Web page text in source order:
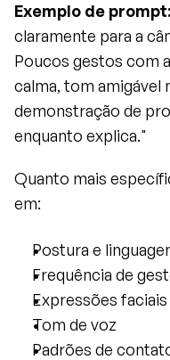
Exemplo de prompt:
claramente para a
Poucos gestos com
calma, tom
demonstração de
enquanto explica."
Quanto mais
em:
Postura e
Frequência de
Expressões faciais
Tom de voz
Padrões de